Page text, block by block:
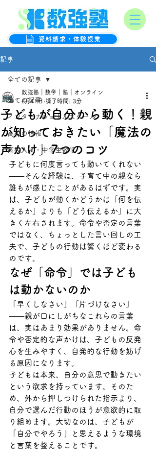
数強塾
オンライン数学克服塾
資料請求・体験授業
記事
全ての記事
インターナショナルスクール
高校の情報
高校入試・中学生数学
全ての記事
子どもが自分から動く！親
が知っておきたい「魔法の
声かけ」7つのコツ
数強塾｜数学｜塾｜オンライン
6月11日 読了時間: 3分
子どもに何度言っても動いてくれない
——そんな経験は、子育て中の親なら
誰もが感じたことがあるはずです。実
は、子どもが動くかどうかは「何を伝
えるか」よりも「どう伝えるか」に大
きく左右されます。命令や否定の言葉
ではなく、ちょっとした言い回しの工
夫で、子どもの行動は驚くほど変わる
のです。
なぜ「命令」では子ども
は動かないのか
「早くしなさい」「片づけなさい」
——親が口にしがちなこれらの言葉
は、実はあまり効果がありません。命
令や否定的な声かけは、子どもの反発
心を生みやすく、自発的な行動を妨げ
る原因になります。
子どもは本来、自分の意思で動きたい
という欲求を持っています。そのた
め、外から押しつけられた指示より、
自分で選んだ行動のほうが意欲的に取
り組めます。大切なのは、子どもが
「自分でやろう」と思えるような環境
と言葉を整えることです。